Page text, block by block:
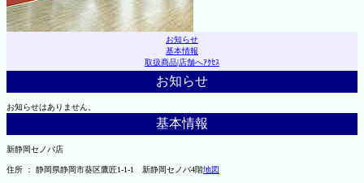
お知らせ
基本情報
取扱商品|店舗へｱｸｾｽ
お知らせ
お知らせはありません。
基本情報
新静岡セノバ店
住所 ： 静岡県静岡市葵区鷹匠1-1-1 新静岡セノバ4階地図